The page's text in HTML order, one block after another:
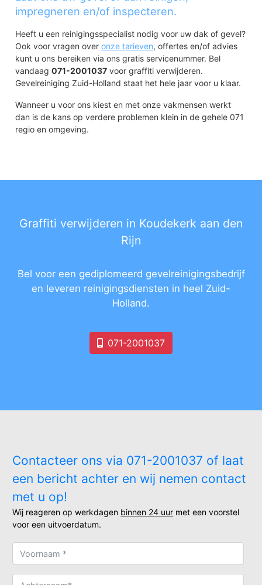
impregneren en/of inspecteren.
Heeft u een reinigingsspecialist nodig voor uw dak of gevel?
Ook voor vragen overonze tarieven, offertes en/of advies
kunt u ons bereiken via ons gratis servicenummer. Bel
vandaag071-2001037 voor graffiti verwijderen.
Gevelreiniging Zuid-Holland staat het hele jaar voor u klaar.
Wanneer u voor ons kiest en met onze vakmensen werkt
dan is de kans op verdere problemen klein in de gehele 071
regio en omgeving.
Graffiti verwijderen in Koudekerk aan den
Rijn
Bel voor een gediplomeerd gevelreinigingsbedrijf
en leveren reinigingsdiensten in heel Zuid-
Holland.
071-2001037
Contacteer ons via 071-2001037 of laat
een bericht achter en wij nemen contact
met u op!
Wij reageren op werkdagen binnen 24 uur met een voorstel
voor een uitvoerdatum.